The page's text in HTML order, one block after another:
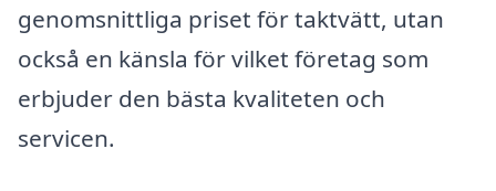
genomsnittliga priset för taktvätt, utan
också en känsla för vilket företag som
erbjuder den bästa kvaliteten och
servicen.